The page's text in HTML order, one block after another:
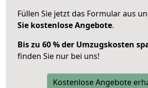
Füllen Sie jetzt das Formular aus
Sie kostenlose Angebote.
Bis zu 60 % der Umzugskosten
finden Sie nur bei uns!
Kostenlose Angebote